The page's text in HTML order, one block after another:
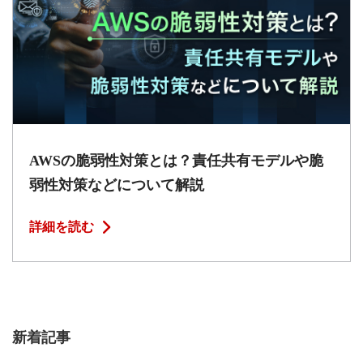
AWSの脆弱性対策とは？責任共有モデルや脆
弱性対策などについて解説
詳細を読む
新着記事